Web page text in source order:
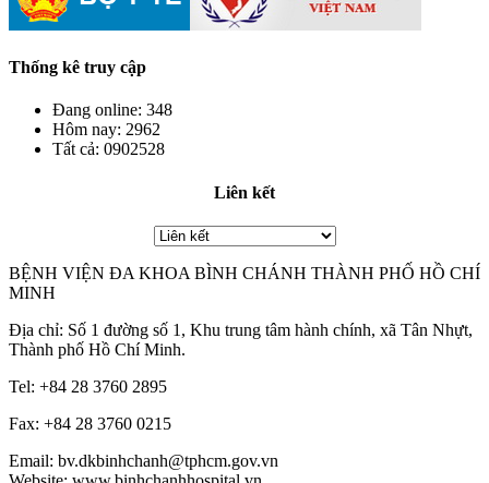
Thống kê truy cập
Đang online: 348
Hôm nay: 2962
Tất cả: 0902528
Liên kết
BỆNH VIỆN ĐA KHOA BÌNH CHÁNH THÀNH PHỐ HỒ CHÍ
MINH
Địa chỉ: Số 1 đường số 1, Khu trung tâm hành chính, xã Tân Nhựt,
Thành phố Hồ Chí Minh.
Tel: +84 28 3760 2895
Fax: +84 28 3760 0215
Email: bv.dkbinhchanh@tphcm.gov.vn